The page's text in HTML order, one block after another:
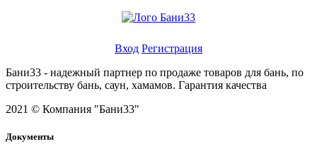
Вход Регистрация
Бани33 - надежный партнер по продаже товаров для бань, по
строительству бань, саун, хамамов. Гарантия качества
2021 © Компания "Бани33"
Документы